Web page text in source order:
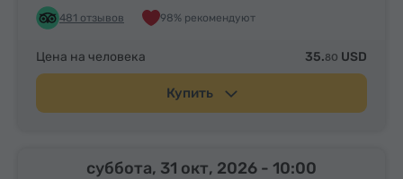
481 отзывов 98% рекомендуют
Цена на человека 35.80 USD
Купить
суббота, 31 окт, 2026 - 10:00